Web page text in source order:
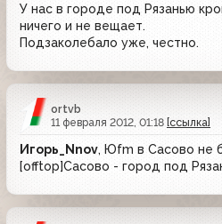
У нас в городе под Рязанью
ничего и не вещает.
Подзаколебало уже, честно.
ortvb
11 февраля 2012, 01:18 [ссылка]
Игорь_Nnov, Юfm в Сасово не
[offtop]Сасово - город под